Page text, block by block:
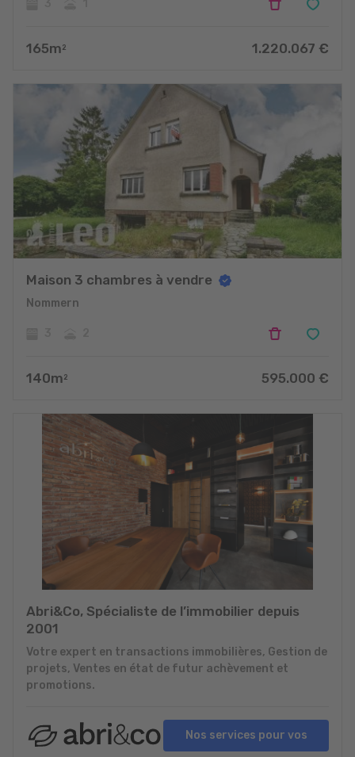
165m 2 1.220.067 €
Maison 3 chambres à vendre
Nommern
140m 2 595.000 €
Abri&Co, Spécialiste de l’immobilier depuis
2001
Votre expert en transactions immobilières, Gestion de
projets, Ventes en état de futur achèvement et
promotions.
Nos services pour vos